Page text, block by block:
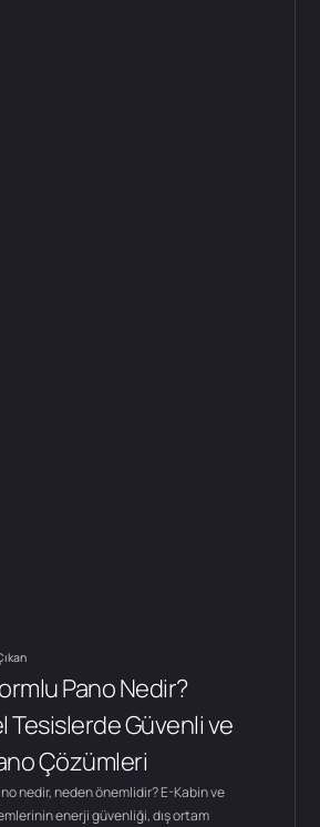
Pano Nedir?
Tesislerde Güvenli ve
Çözümleri
nedir, neden önemlidir? E-Kabin ve
enerji güvenliği, dış ortam